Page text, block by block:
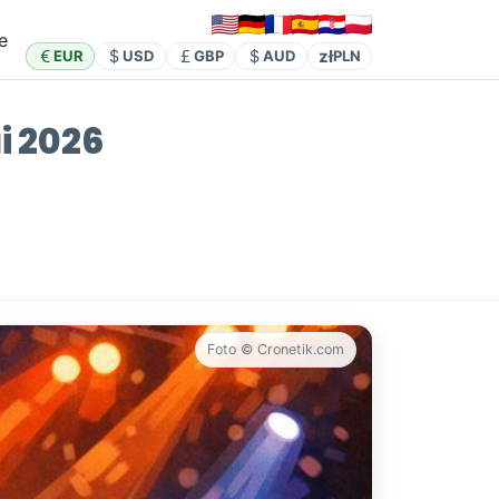
EUR USD GBP AUD złPLN
2026
Foto © Cronetik.com